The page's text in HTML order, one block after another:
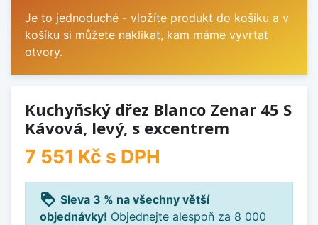
Je to jednoduché - vložíte produkt do košíku a v
košíku si můžete naklikat, kam máme vyvrtat
otvory.
Kuchyňský dřez Blanco Zenar 45 S
Kávová, levý, s excentrem
7 551 Kč s DPH
loyalty Sleva 3 % na všechny větší
objednávky! Objednejte alespoň za 8 000